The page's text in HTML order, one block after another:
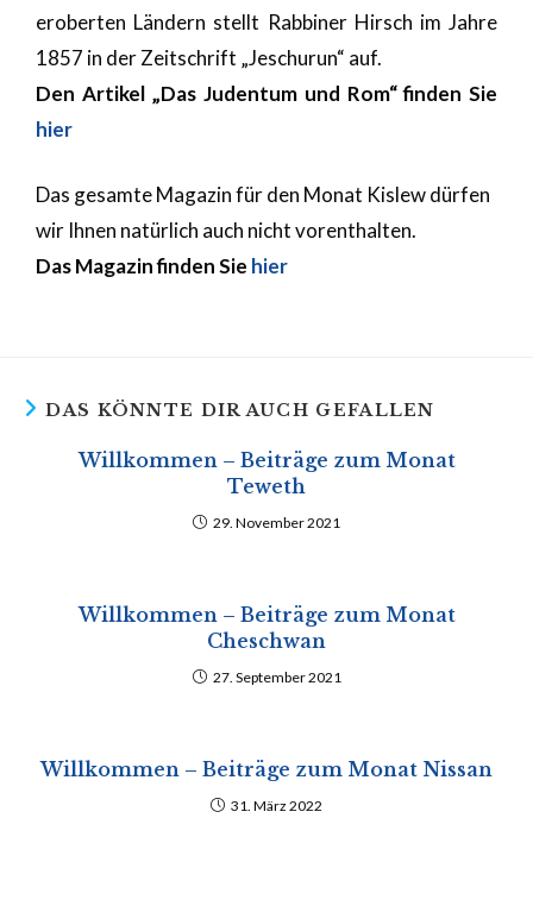
eroberten Ländern stellt Rabbiner Hirsch im Jahre
1857 in der Zeitschrift „Jeschurun“ auf.
Den Artikel „Das Judentum und Rom“ finden Sie
hier
Das gesamte Magazin für den Monat Kislew dürfen
wir Ihnen natürlich auch nicht vorenthalten.
Das Magazin finden Sie hier
DAS KÖNNTE DIR AUCH GEFALLEN
Willkommen – Beiträge zum Monat
Teweth
29. November 2021
Willkommen – Beiträge zum Monat
Cheschwan
27. September 2021
Willkommen – Beiträge zum Monat Nissan
31. März 2022